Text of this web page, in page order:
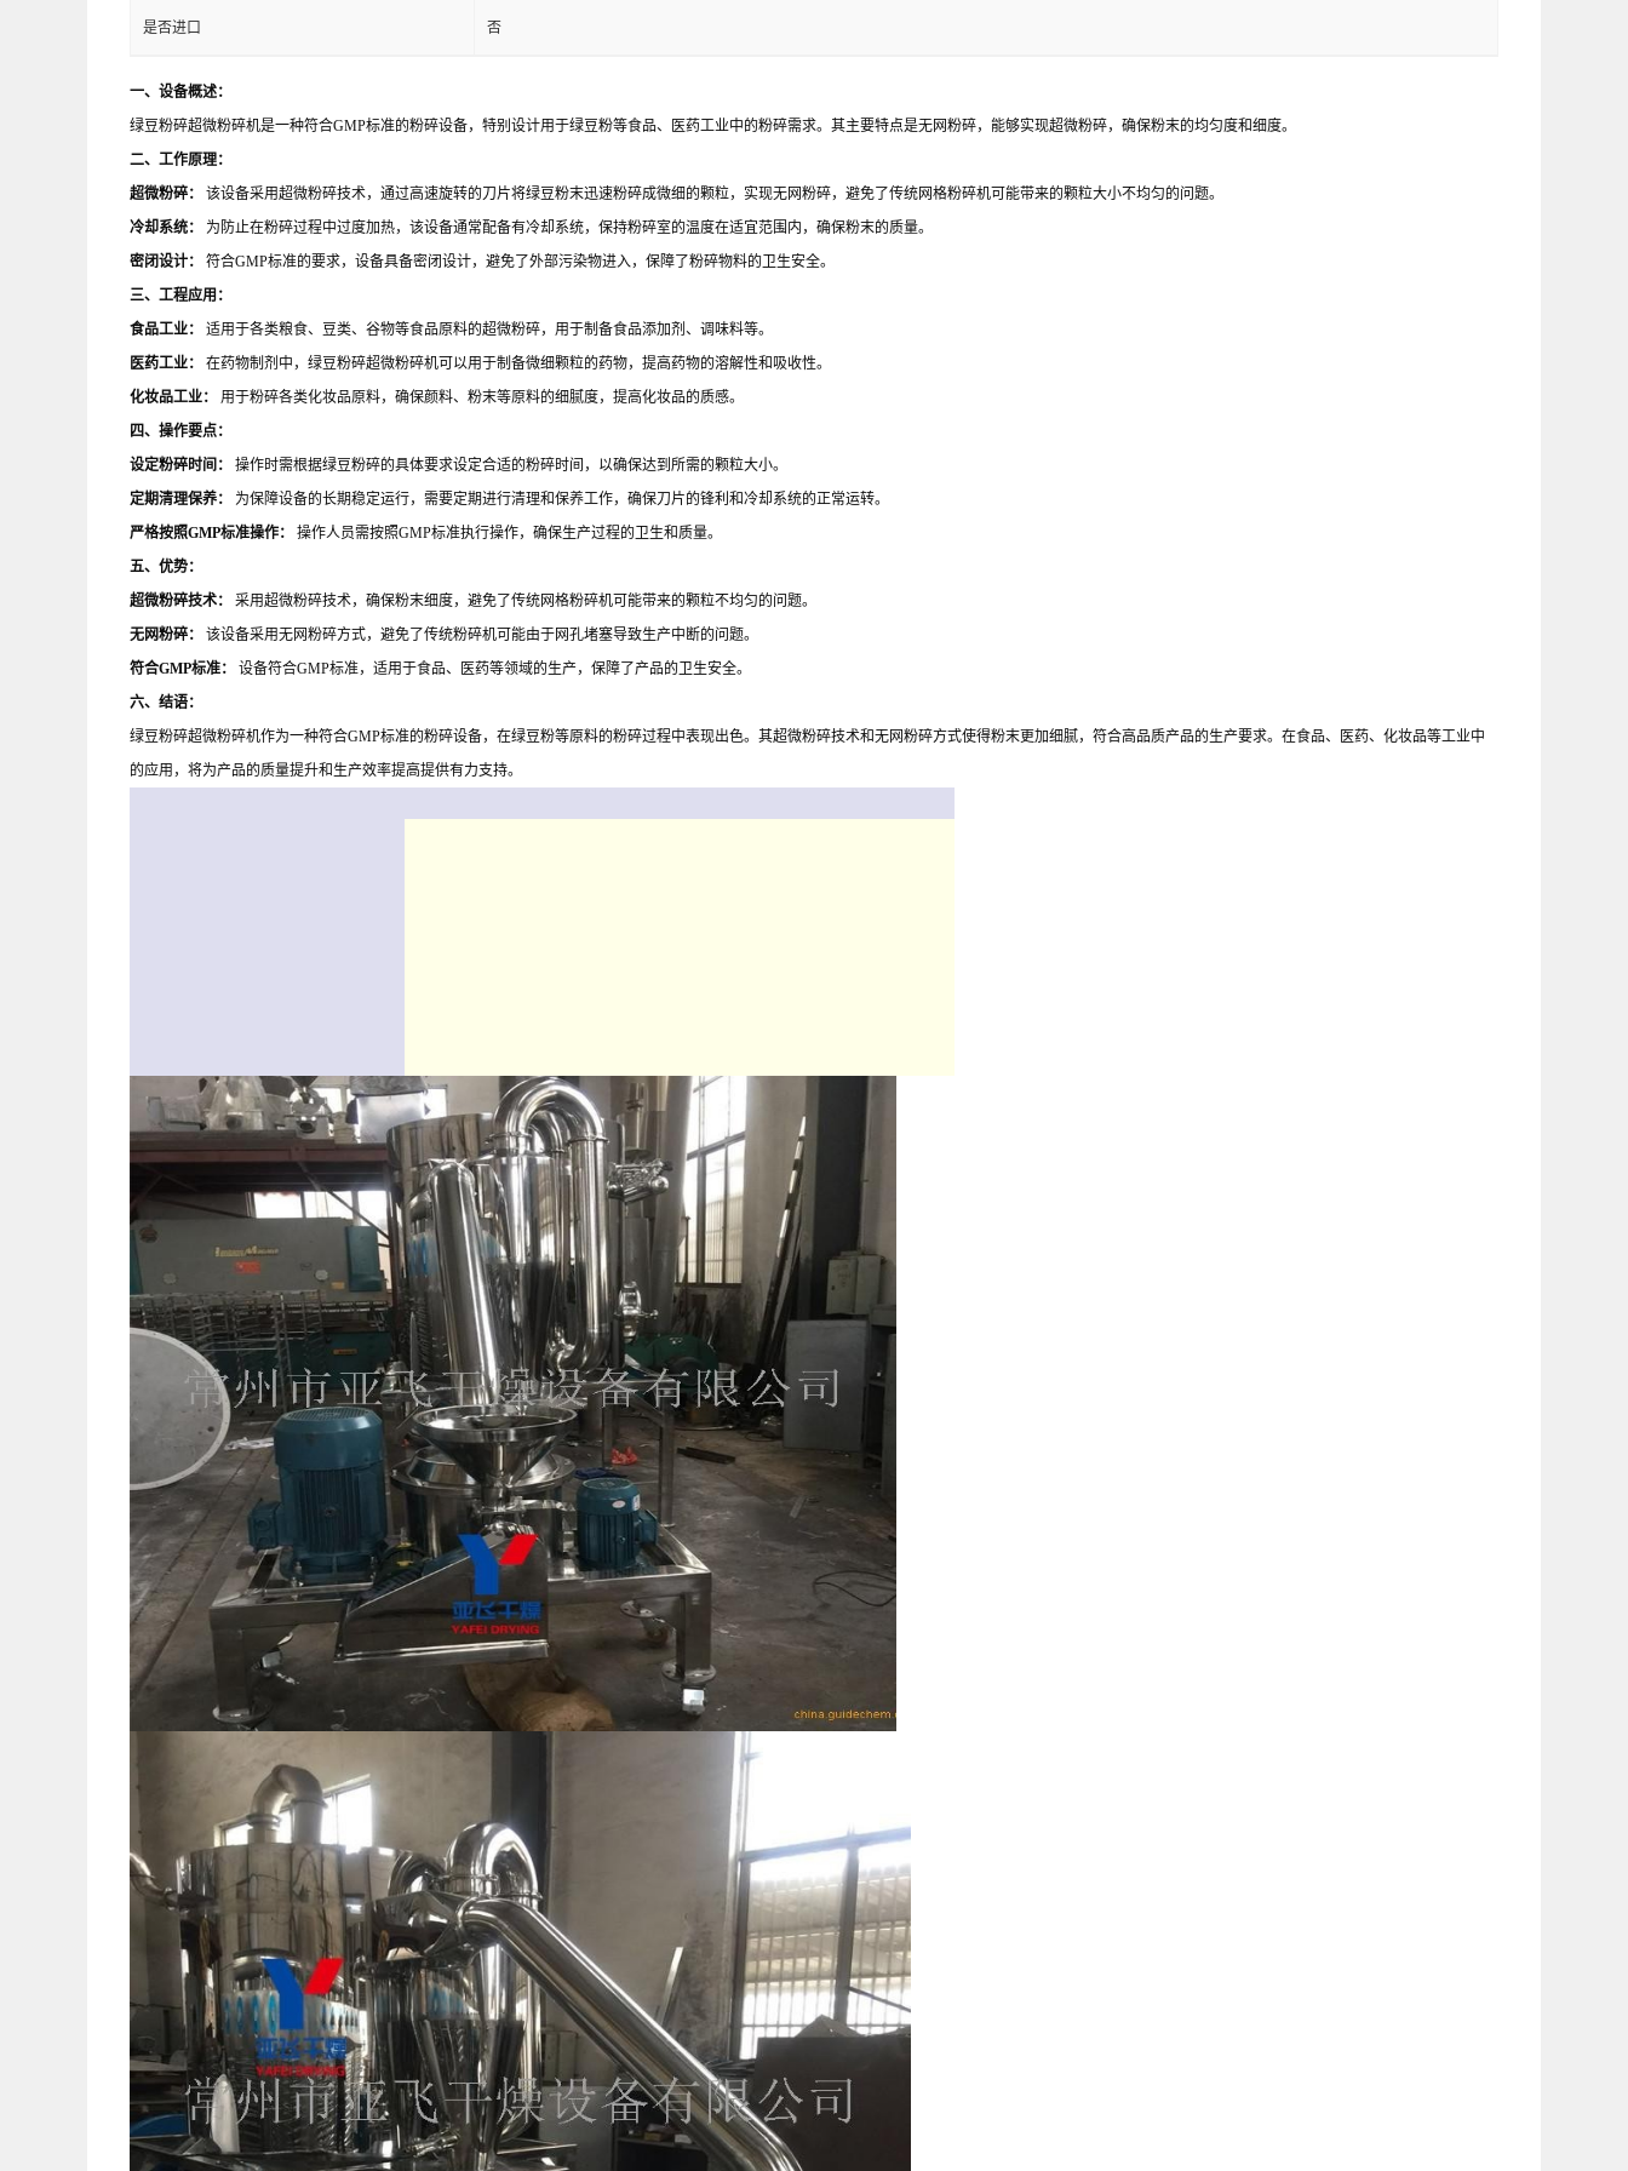
是否进口 否
一、设备概述：
绿豆粉碎超微粉碎机是一种符合GMP标准的粉碎设备，特别设计用于绿豆粉等食品、医药工业中的粉碎需求。其主要特点是无网粉碎，能够实现超微粉碎，确保粉末的均匀度和细度。
二、工作原理：
超微粉碎：
该设备采用超微粉碎技术，通过高速旋转的刀片将绿豆粉末迅速粉碎成微细的颗粒，实现无网粉碎，避免了传统网格粉碎机可能带来的颗粒大小不均匀的问题。
冷却系统：
为防止在粉碎过程中过度加热，该设备通常配备有冷却系统，保持粉碎室的温度在适宜范围内，确保粉末的质量。
密闭设计：
符合GMP标准的要求，设备具备密闭设计，避免了外部污染物进入，保障了粉碎物料的卫生安全。
三、工程应用：
食品工业：
适用于各类粮食、豆类、谷物等食品原料的超微粉碎，用于制备食品添加剂、调味料等。
医药工业：
在药物制剂中，绿豆粉碎超微粉碎机可以用于制备微细颗粒的药物，提高药物的溶解性和吸收性。
化妆品工业：
用于粉碎各类化妆品原料，确保颜料、粉末等原料的细腻度，提高化妆品的质感。
四、操作要点：
设定粉碎时间：
操作时需根据绿豆粉碎的具体要求设定合适的粉碎时间，以确保达到所需的颗粒大小。
定期清理保养：
为保障设备的长期稳定运行，需要定期进行清理和保养工作，确保刀片的锋利和冷却系统的正常运转。
严格按照GMP标准操作：
操作人员需按照GMP标准执行操作，确保生产过程的卫生和质量。
五、优势：
超微粉碎技术：
采用超微粉碎技术，确保粉末细度，避免了传统网格粉碎机可能带来的颗粒不均匀的问题。
无网粉碎：
该设备采用无网粉碎方式，避免了传统粉碎机可能由于网孔堵塞导致生产中断的问题。
符合GMP标准：
设备符合GMP标准，适用于食品、医药等领域的生产，保障了产品的卫生安全。
六、结语：
绿豆粉碎超微粉碎机作为一种符合GMP标准的粉碎设备，在绿豆粉等原料的粉碎过程中表现出色。其超微粉碎技术和无网粉碎方式使得粉末更加细腻，符合高品质产品的生产要求。在食品、医药、化妆品等工业中
的应用，将为产品的质量提升和生产效率提高提供有力支持。